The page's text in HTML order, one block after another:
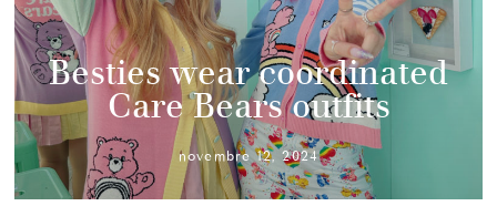
Besties wear coordinated
Care Bears outfits
novembre 12, 2024